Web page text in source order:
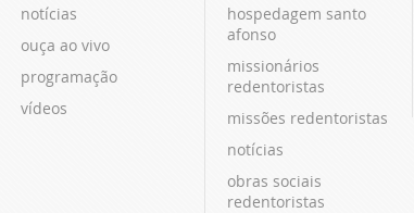
notícias
ouça ao vivo
programação
vídeos
hospedagem santo
afonso
missionários
redentoristas
missões redentoristas
notícias
obras sociais
redentoristas